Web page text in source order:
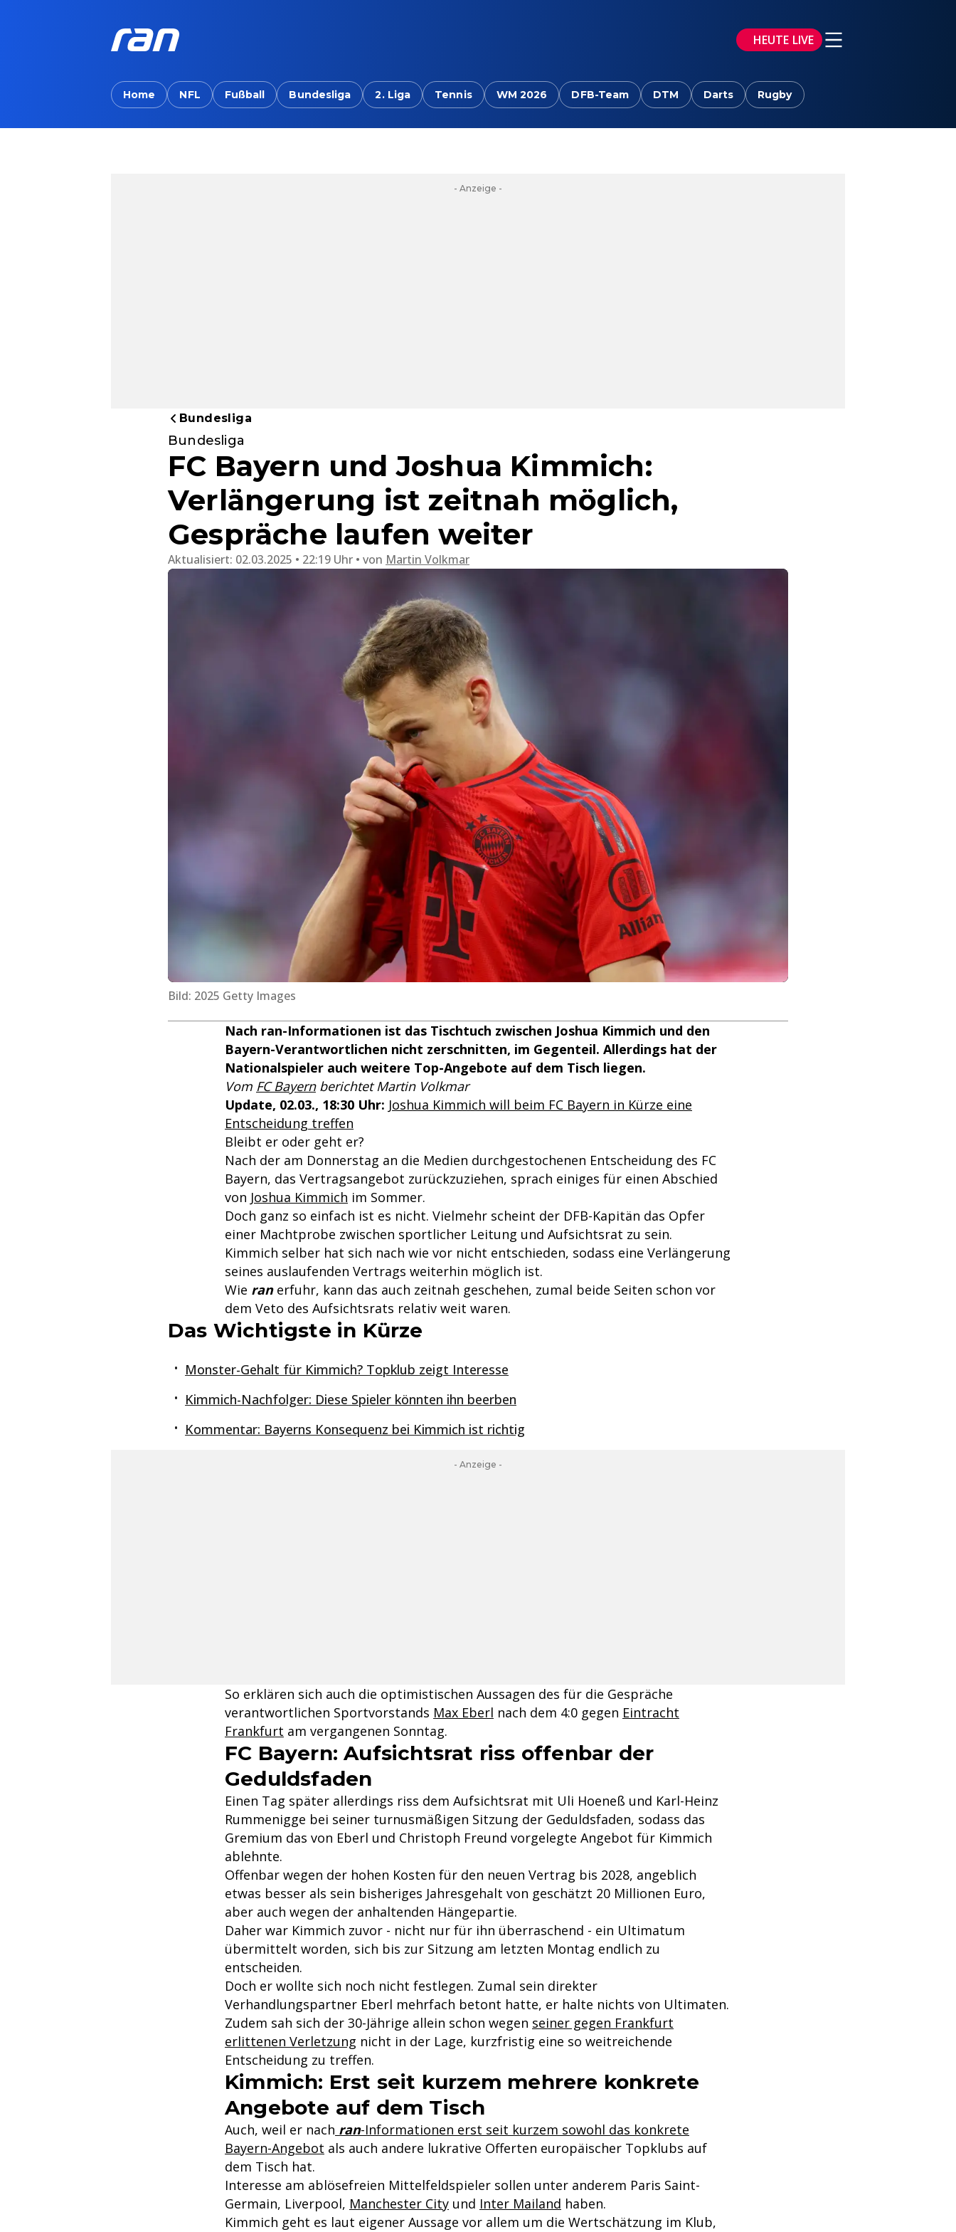
HEUTE LIVE
Home NFL Fußball Bundesliga 2. Liga Tennis WM 2026 DFB-Team DTM Darts Rugby
- Anzeige -
Bundesliga
Bundesliga
FC Bayern und Joshua Kimmich:
Verlängerung ist zeitnah möglich,
Gespräche laufen weiter
Aktualisiert: 02.03.2025 • 22:19 Uhr von Martin Volkmar
Bild: 2025 Getty Images
Nach ran-Informationen ist das Tischtuch zwischen Joshua Kimmich und den
Bayern-Verantwortlichen nicht zerschnitten, im Gegenteil. Allerdings hat der
Nationalspieler auch weitere Top-Angebote auf dem Tisch liegen.
Vom FC Bayernberichtet Martin Volkmar
Update, 02.03., 18:30 Uhr: Joshua Kimmich will beim FC Bayern in Kürze eine
Entscheidung treffen
Bleibt er oder geht er?
Nach der am Donnerstag an die Medien durchgestochenen Entscheidung des FC
Bayern, das Vertragsangebot zurückzuziehen, sprach einiges für einen Abschied
von Joshua Kimmich im Sommer.
Doch ganz so einfach ist es nicht. Vielmehr scheint der DFB-Kapitän das Opfer
einer Machtprobe zwischen sportlicher Leitung und Aufsichtsrat zu sein.
Kimmich selber hat sich nach wie vor nicht entschieden, sodass eine Verlängerung
seines auslaufenden Vertrags weiterhin möglich ist.
Wie ranerfuhr, kann das auch zeitnah geschehen, zumal beide Seiten schon vor
dem Veto des Aufsichtsrats relativ weit waren.
Das Wichtigste in Kürze
Monster-Gehalt für Kimmich? Topklub zeigt Interesse
Kimmich-Nachfolger: Diese Spieler könnten ihn beerben
Kommentar: Bayerns Konsequenz bei Kimmich ist richtig
- Anzeige -
So erklären sich auch die optimistischen Aussagen des für die Gespräche
verantwortlichen Sportvorstands Max Eberl nach dem 4:0 gegen Eintracht
Frankfurt am vergangenen Sonntag.
FC Bayern: Aufsichtsrat riss offenbar der
Geduldsfaden
Einen Tag später allerdings riss dem Aufsichtsrat mit Uli Hoeneß und Karl-Heinz
Rummenigge bei seiner turnusmäßigen Sitzung der Geduldsfaden, sodass das
Gremium das von Eberl und Christoph Freund vorgelegte Angebot für Kimmich
ablehnte.
Offenbar wegen der hohen Kosten für den neuen Vertrag bis 2028, angeblich
etwas besser als sein bisheriges Jahresgehalt von geschätzt 20 Millionen Euro,
aber auch wegen der anhaltenden Hängepartie.
Daher war Kimmich zuvor - nicht nur für ihn überraschend - ein Ultimatum
übermittelt worden, sich bis zur Sitzung am letzten Montag endlich zu
entscheiden.
Doch er wollte sich noch nicht festlegen. Zumal sein direkter
Verhandlungspartner Eberl mehrfach betont hatte, er halte nichts von Ultimaten.
Zudem sah sich der 30-Jährige allein schon wegen seiner gegen Frankfurt
erlittenen Verletzung nicht in der Lage, kurzfristig eine so weitreichende
Entscheidung zu treffen.
Kimmich: Erst seit kurzem mehrere konkrete
Angebote auf dem Tisch
Auch, weil er nach ran-Informationen erst seit kurzem sowohl das konkrete
Bayern-Angebot als auch andere lukrative Offerten europäischer Topklubs auf
dem Tisch hat.
Interesse am ablösefreien Mittelfeldspieler sollen unter anderem Paris Saint-
Germain, Liverpool, Manchester City und Inter Mailand haben.
Kimmich geht es laut eigener Aussage vor allem um die Wertschätzung im Klub,